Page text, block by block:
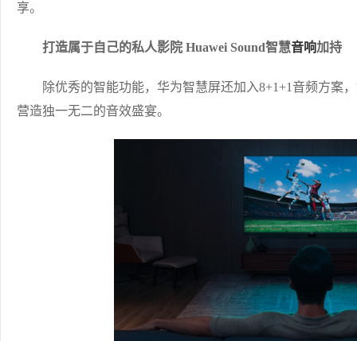
享。
打造属于自己的私人影院 Huawei Sound智慧音响加持
除优秀的智能功能，华为智慧屏还加入8+1+1音频方案，
营造独一无二的音效盛宴。